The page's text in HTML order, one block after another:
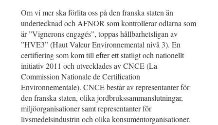
Om vi mer ska förlita oss på den franska staten än
undertecknad och AFNOR som kontrollerar odlarna som
är ”Vignerons engagés”, toppas hållbarhetsligan av
”HVE3” (Haut Valeur Environnemental nivå 3). En
certifiering som kom till efter ett statligt och nationellt
initiativ 2011 och utvecklades av CNCE (La
Commission Nationale de Certification
Environnementale). CNCE består av representanter för
den franska staten, olika jordbrukssammanslutningar,
miljöorganisationer samt representanter för
livsmedelsindustrin och olika konsumentorganisationer.